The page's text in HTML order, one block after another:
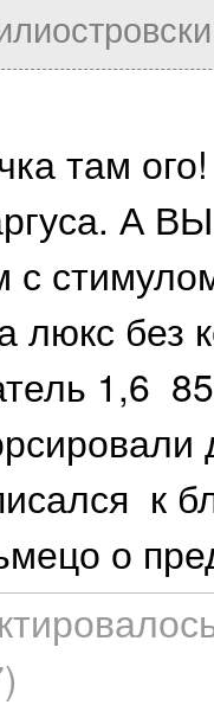
там
А
с
люкс без
1,6
к
о